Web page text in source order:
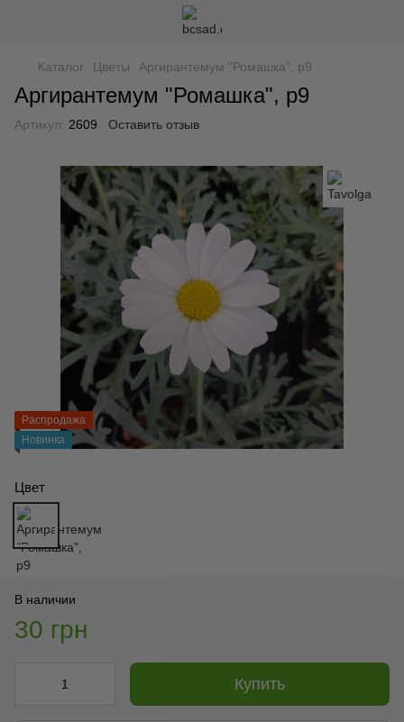
Каталог Цветы Аргирантемум "Ромашка", р9
Аргирантемум "Ромашка", р9
Артикул: 2609 Оставить отзыв
Распродажа
Новинка
Цвет
В наличии
30 грн
Купить